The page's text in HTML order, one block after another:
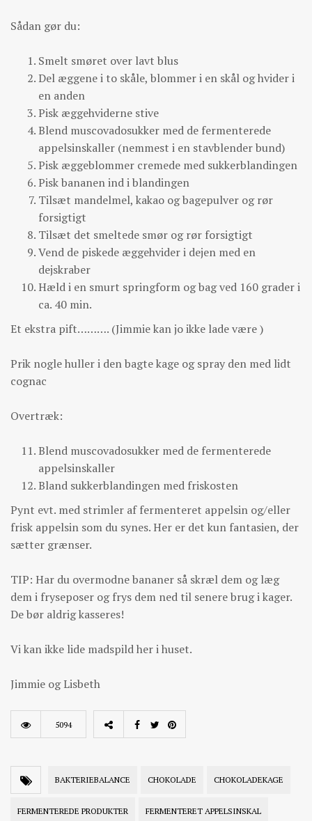
Sådan gør du:
Smelt smøret over lavt blus
Del æggene i to skåle, blommer i en skål og hvider i
en anden
Pisk æggehviderne stive
Blend muscovadosukker med de fermenterede
appelsinskaller (nemmest i en stavblender bund)
Pisk æggeblommer cremede med sukkerblandingen
Pisk bananen ind i blandingen
Tilsæt mandelmel, kakao og bagepulver og rør
forsigtigt
Tilsæt det smeltede smør og rør forsigtigt
Vend de piskede æggehvider i dejen med en
dejskraber
Hæld i en smurt springform og bag ved 160 grader i
ca. 40 min.
Et ekstra pift………. (Jimmie kan jo ikke lade være )
Prik nogle huller i den bagte kage og spray den med lidt
cognac
Overtræk:
Blend muscovadosukker med de fermenterede
appelsinskaller
Bland sukkerblandingen med friskosten
Pynt evt. med strimler af fermenteret appelsin og/eller
frisk appelsin som du synes. Her er det kun fantasien, der
sætter grænser.
TIP: Har du overmodne bananer så skræl dem og læg
dem i fryseposer og frys dem ned til senere brug i kager.
De bør aldrig kasseres!
Vi kan ikke lide madspild her i huset.
Jimmie og Lisbeth
5094
BAKTERIEBALANCE CHOKOLADE CHOKOLADEKAGE
FERMENTEREDE PRODUKTER FERMENTERET APPELSINSKAL